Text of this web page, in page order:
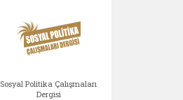
Sosyal Politika Çalışmaları
Dergisi